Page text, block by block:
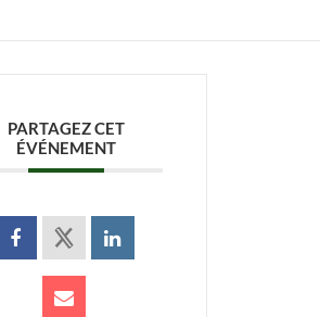
PARTAGEZ CET
ÉVÉNEMENT